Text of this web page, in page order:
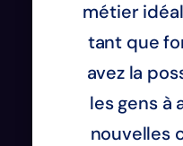
métier
tant que
avez la
les gens à
nouvelles